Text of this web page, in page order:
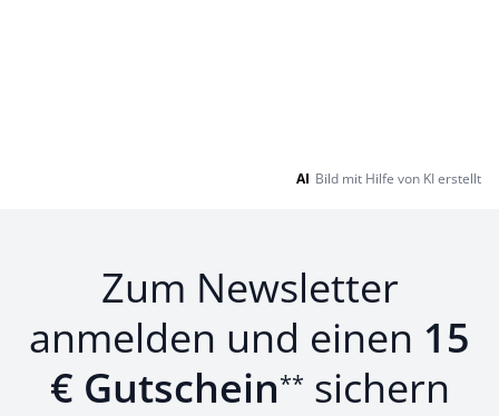
AI Bild mit Hilfe von KI erstellt
Zum Newsletter
anmelden und einen 15
€ Gutschein** sichern